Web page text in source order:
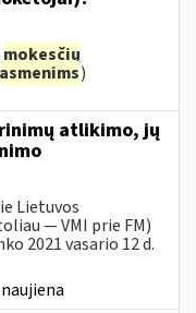
mokesčių
asmenims)
atlikimo, jų
Lietuvos
― VMI prie FM)
2021 vasario 12 d.